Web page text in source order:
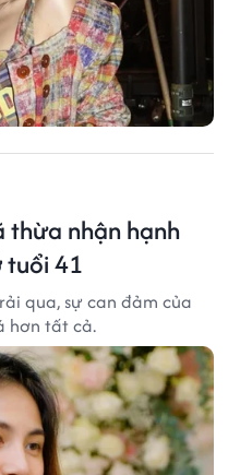
thừa nhận hạnh
tuổi 41
qua, sự can đảm của
hơn tất cả.